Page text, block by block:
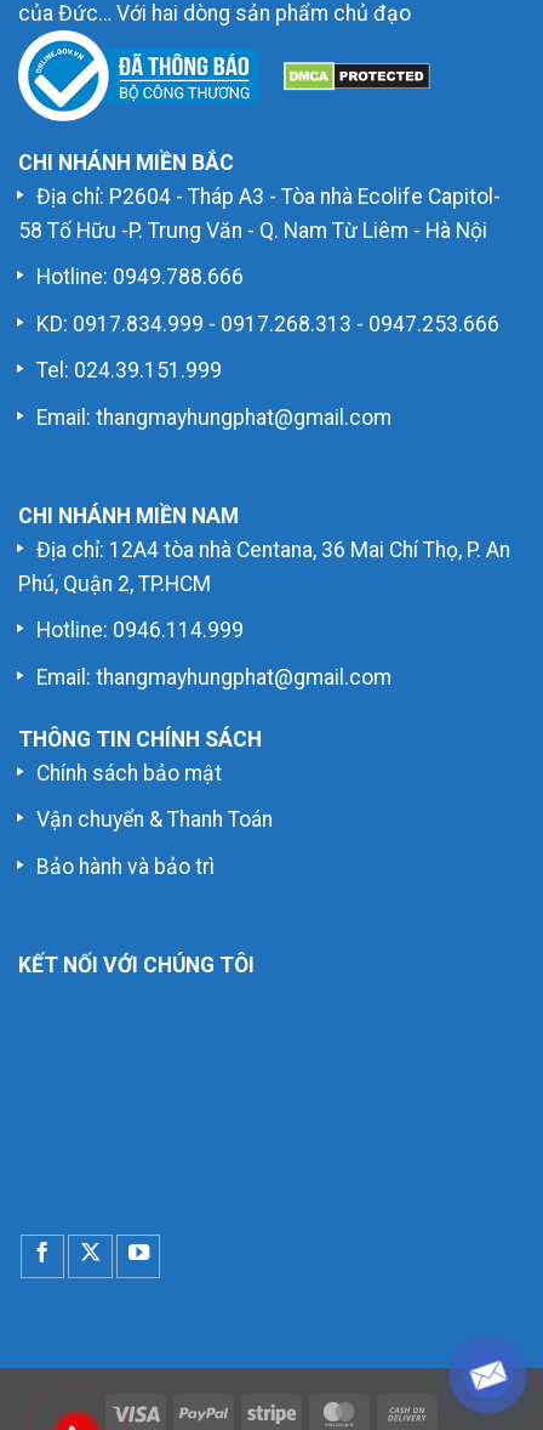
của Đức… Với hai dòng sản phẩm chủ đạo
CHI NHÁNH MIỀN BẮC
Địa chỉ: P2604 - Tháp A3 - Tòa nhà Ecolife Capitol-
58 Tố Hữu -P. Trung Văn - Q. Nam Từ Liêm - Hà Nội
Hotline: 0949.788.666
KD: 0917.834.999 - 0917.268.313 - 0947.253.666
Tel: 024.39.151.999
Email: thangmayhungphat@gmail.com
CHI NHÁNH MIỀN NAM
Địa chỉ: 12A4 tòa nhà Centana, 36 Mai Chí Thọ, P. An
Phú, Quận 2, TP.HCM
Hotline: 0946.114.999
Email: thangmayhungphat@gmail.com
THÔNG TIN CHÍNH SÁCH
Chính sách bảo mật
Vận chuyển & Thanh Toán
Bảo hành và bảo trì
KẾT NỐI VỚI CHÚNG TÔI
Visa PayPal Stripe MasterCard
Cash